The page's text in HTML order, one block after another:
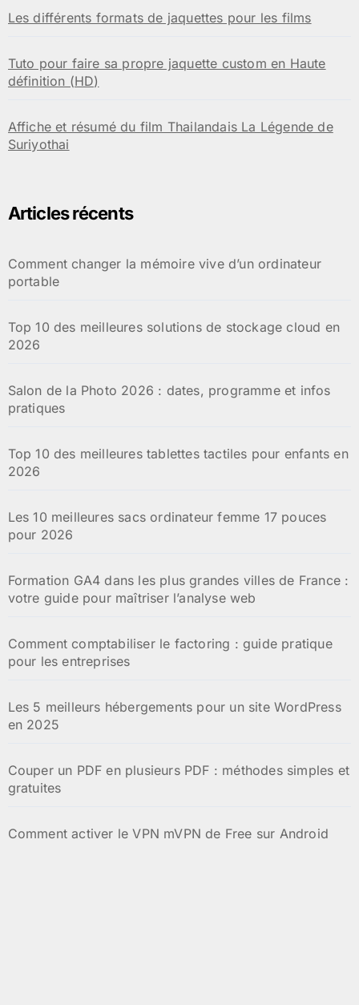
Les différents formats de jaquettes pour les films
Tuto pour faire sa propre jaquette custom en Haute
définition (HD)
Affiche et résumé du film Thailandais La Légende de
Suriyothai
Articles récents
Comment changer la mémoire vive d’un ordinateur
portable
Top 10 des meilleures solutions de stockage cloud en
2026
Salon de la Photo 2026 : dates, programme et infos
pratiques
Top 10 des meilleures tablettes tactiles pour enfants en
2026
Les 10 meilleures sacs ordinateur femme 17 pouces
pour 2026
Formation GA4 dans les plus grandes villes de France :
votre guide pour maîtriser l’analyse web
Comment comptabiliser le factoring : guide pratique
pour les entreprises
Les 5 meilleurs hébergements pour un site WordPress
en 2025
Couper un PDF en plusieurs PDF : méthodes simples et
gratuites
Comment activer le VPN mVPN de Free sur Android